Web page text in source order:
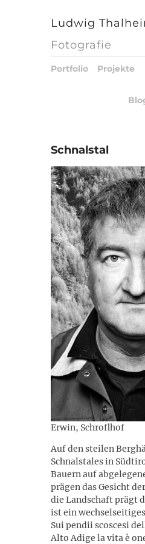
Ludwig
Fotografie
Portfolio Projekte
Schnalstal
Erwin, Schroflhof
Auf den steilen
Schnalstales in
Bauern auf
prägen das Gesicht
die Landschaft prägt
ist ein
Sui pendii scoscesi
Alto Adige la vita è